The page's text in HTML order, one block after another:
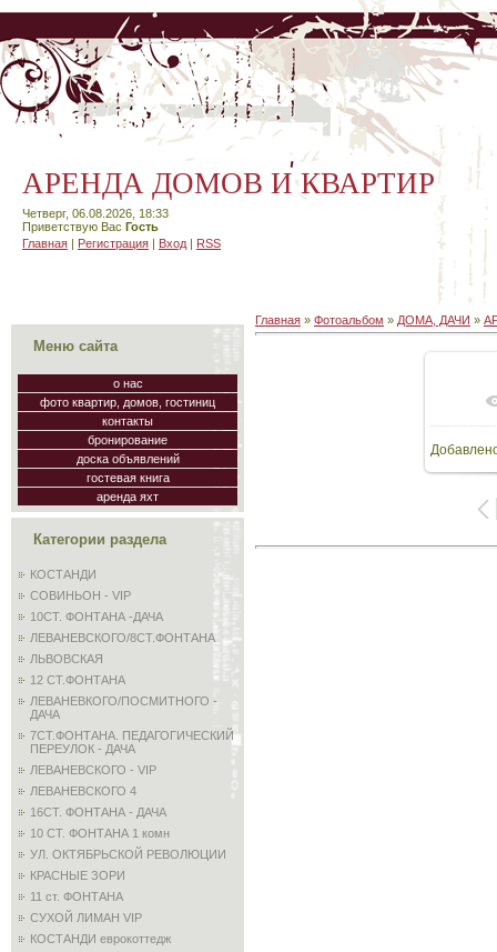
АРЕНДА ДОМОВ И КВАРТИР
Четверг, 06.08.2026, 18:33
Приветствую Вас Гость
Главная | Регистрация | Вход | RSS
Меню сайта
о нас
фото квартир, домов, гостиниц
контакты
бронирование
доска объявлений
гостевая книга
аренда яхт
Категории раздела
КОСТАНДИ
СОВИНЬОН - VIP
10СТ. ФОНТАНА -ДАЧА
ЛЕВАНЕВСКОГО/8СТ.ФОНТАНА
ЛЬВОВСКАЯ
12 СТ.ФОНТАНА
ЛЕВАНЕВКОГО/ПОСМИТНОГО -
ДАЧА
7СТ.ФОНТАНА. ПЕДАГОГИЧЕСКИЙ
ПЕРЕУЛОК - ДАЧА
ЛЕВАНЕВСКОГО - VIP
ЛЕВАНЕВСКОГО 4
16СТ. ФОНТАНА - ДАЧА
10 СТ. ФОНТАНА 1 комн
УЛ. ОКТЯБРЬСКОЙ РЕВОЛЮЦИИ
КРАСНЫЕ ЗОРИ
11 ст. ФОНТАНА
СУХОЙ ЛИМАН VIP
КОСТАНДИ еврокоттедж
Главная » Фотоальбом » ДОМА, ДАЧИ »